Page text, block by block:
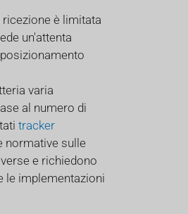
ricezione è limitata
un'attenta
varia
al numero di
tracker
normative sulle
e richiedono
le implementazioni